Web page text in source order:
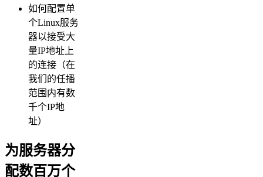
如何配置单
个Linux服务
器以接受大
量IP地址上
的连接（在
我们的任播
范围内有数
千个IP地
址）
为服务器分
配数百万个